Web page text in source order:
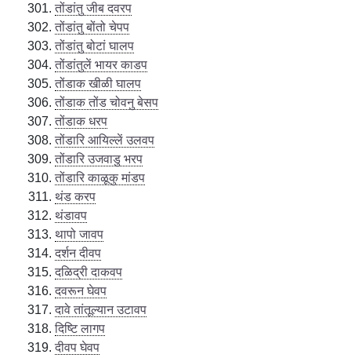
तोंडांतु जीब दवरप
तोंडांतु बोंतो चेपप
तोंडांतु बोटां घालप
तोंडांतुलें भायर काडप
तोंडाक खीळी घालप
तोंडाक तोंड चोवनु बेसप
तोंडाक धरप
तोंडारि आयिल्लें उलवप
तोंडारि उजवाडु भरप
तोंडारि काळूकु मांडप
थंड करप
थंडावप
थापो जावप
दर्शन दीवप
दळिद्री दाकवप
दवरून घेवप
दावे तांतूल्यान उटावप
दिष्टि लागप
दीवप घेवप